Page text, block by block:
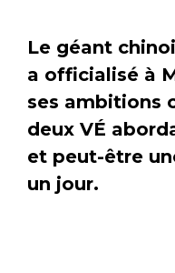
Le géant
a officialisé à
ses ambitions
deux VÉ
et peut-être
un jour.